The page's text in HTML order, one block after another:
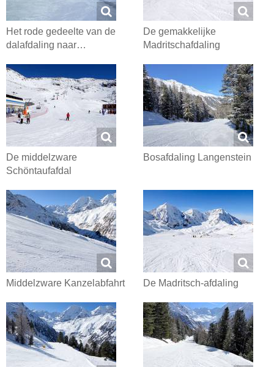
Het rode gedeelte van de
dalafdaling naar…
De gemakkelijke
Madritschafdaling
De middelzware
Schöntaufafdal
Bosafdaling Langenstein
Middelzware Kanzelabfahrt De Madritsch-afdaling